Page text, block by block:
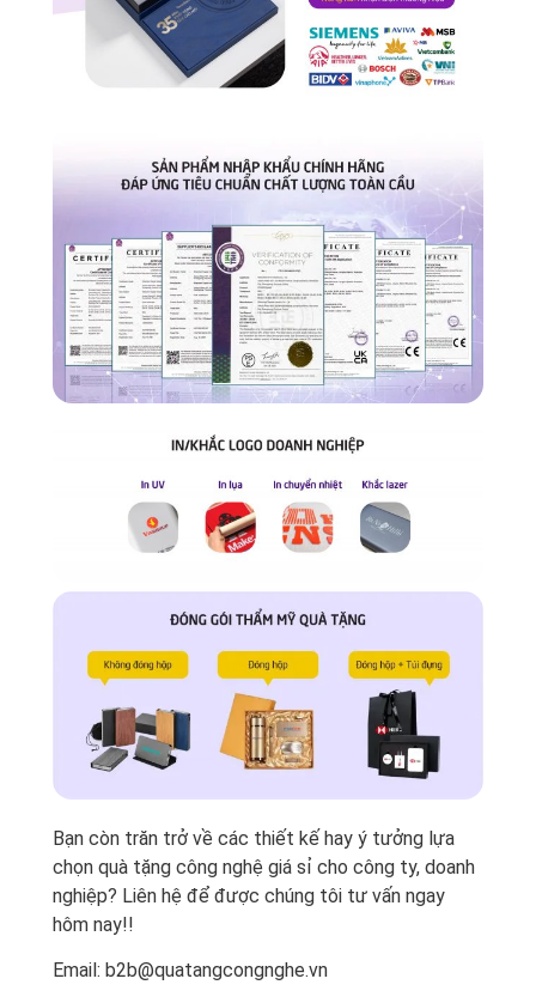
Bạn còn trăn trở về các thiết kế hay ý tưởng lựa
chọn quà tặng công nghệ giá sỉ cho công ty, doanh
nghiệp? Liên hệ để được chúng tôi tư vấn ngay
hôm nay!!
Email: b2b@quatangcongnghe.vn